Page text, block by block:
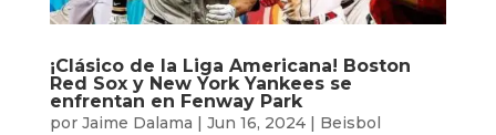
¡Clásico de la Liga Americana! Boston
Red Sox y New York Yankees se
enfrentan en Fenway Park
por Jaime Dalama | Jun 16, 2024| Beisbol